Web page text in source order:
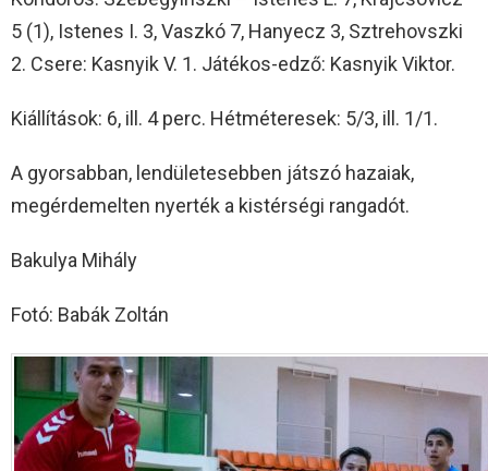
5 (1), Istenes I. 3, Vaszkó 7, Hanyecz 3, Sztrehovszki
2. Csere: Kasnyik V. 1. Játékos-edző: Kasnyik Viktor.
Kiállítások: 6, ill. 4 perc. Hétméteresek: 5/3, ill. 1/1.
A gyorsabban, lendületesebben játszó hazaiak,
megérdemelten nyerték a kistérségi rangadót.
Bakulya Mihály
Fotó: Babák Zoltán